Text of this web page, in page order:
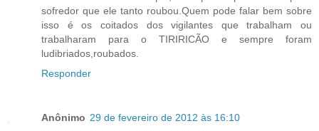
sofredor que ele tanto roubou.Quem pode falar bem sobre
isso é os coitados dos vigilantes que trabalham ou
trabalharam para o TIRIRICÃO e sempre foram
ludibriados,roubados.
Responder
Anônimo 29 de fevereiro de 2012 às 16:10